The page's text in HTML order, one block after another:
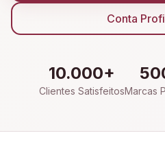
Conta
10.000+
Clientes SatisfeitosMarcas